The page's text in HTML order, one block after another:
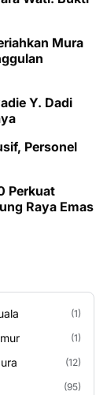
Mura
Y. Dadi
Personel
Perkuat
Raya Emas
(1)
(1)
(12)
(95)